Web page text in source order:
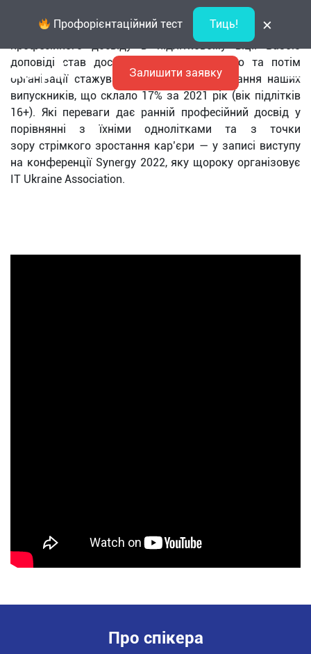
Профорієнтаційний тест Тиць! ×
Залишити заявку
Виступ CEO/Co-founder Ampli, Нани Коренєвої
, на тему
професійного досвіду в підлітковому віці. Базою
доповіді став досвід Ampli по навчанню та потім
організації стажування та працевлаштування наших
випускників, що склало 17% за 2021 рік (вік підлітків
16+). Які переваги дає ранній професійний досвід у
порівнянні з їхніми однолітками та з точки
зору стрімкого зростання кар’єри — у записі виступу
на конференції Synergy 2022, яку щороку організовує
IT Ukraine Association.
Про спікера